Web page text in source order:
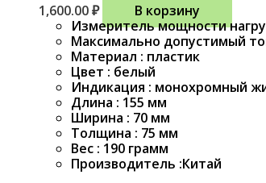
1,600.00₽
В корзину
Измеритель мощности
Максимально допустимый
Материал : пластик
Цвет : белый
Индикация : монохромный
Длина : 155 мм
Ширина : 70 мм
Толщина : 75 мм
Вес : 190 грамм
Производитель :Китай